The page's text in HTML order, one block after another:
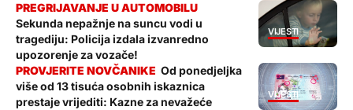
VIJESTI
Sekunda nepažnje na suncu vodi u
tragediju: Policija izdala izvanredno
upozorenje za vozače!
VIJESTI
Od ponedjeljka
više od 13 tisuća osobnih iskaznica
prestaje vrijediti: Kazne za nevažeće